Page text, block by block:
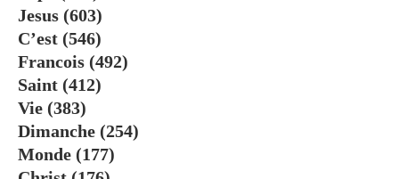
Jesus (603)
C’est (546)
Francois (492)
Saint (412)
Vie (383)
Dimanche (254)
Monde (177)